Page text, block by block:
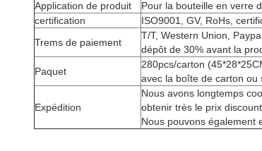
Application de produit
Pour la bouteille en verre
certification
ISO9001, GV, RoHs,
Trems de paiement
T/T, Western Union,
dépôt de 30% avant la
Paquet
280pcs/carton
avec la boîte de carton ou
Expédition
Nous avons longtemps
obtenir très le prix discount.
Nous pouvons également